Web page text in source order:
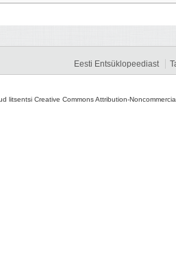
Eesti Entsüklopeediast
litsentsi Creative Commons Attribution-